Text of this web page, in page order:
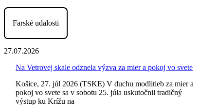
Farské udalosti
27.07.2026
Na Vetrovej skale odznela výzva za mier a pokoj vo svete
Košice, 27. júl 2026 (TSKE) V duchu modlitieb za mier a
pokoj vo svete sa v sobotu 25. júla uskutočnil tradičný
výstup ku Krížu na